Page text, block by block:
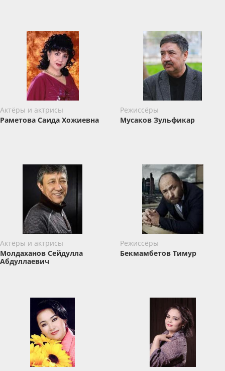
Актёры и актрисы
Раметова Саида Хожиевна
Режиссёры
Мусаков Зульфикар
Актёры и актрисы
Молдаханов Сейдулла
Абдуллаевич
Режиссёры
Бекмамбетов Тимур